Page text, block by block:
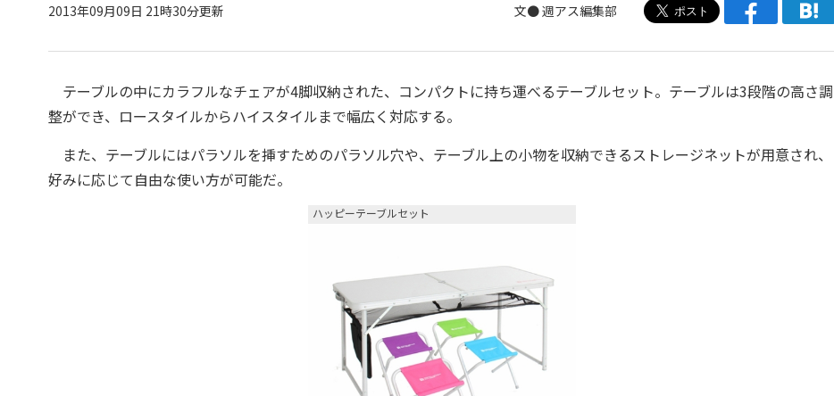
2013年09月09日 21時30分更新 文●週アス編集部
テーブルの中にカラフルなチェアが4脚収納された、コンパクトに持ち運べるテーブルセット。テーブルは3段階の高さ調
整ができ、ロースタイルからハイスタイルまで幅広く対応する。
また、テーブルにはパラソルを挿すためのパラソル穴や、テーブル上の小物を収納できるストレージネットが用意され、
好みに応じて自由な使い方が可能だ。
ハッピーテーブルセット